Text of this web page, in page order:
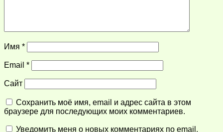
Имя *
Email *
Сайт
Сохранить моё имя, email и адрес сайта в этом
браузере для последующих моих комментариев.
Уведомить меня о новых комментариях по email.